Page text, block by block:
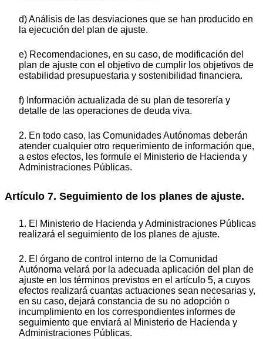
d) Análisis de las desviaciones que se han producido en
la ejecución del plan de ajuste.
e) Recomendaciones, en su caso, de modificación del
plan de ajuste con el objetivo de cumplir los objetivos de
estabilidad presupuestaria y sostenibilidad financiera.
f) Información actualizada de su plan de tesorería y
detalle de las operaciones de deuda viva.
2. En todo caso, las Comunidades Autónomas deberán
atender cualquier otro requerimiento de información que,
a estos efectos, les formule el Ministerio de Hacienda y
Administraciones Públicas.
Artículo 7. Seguimiento de los planes de ajuste.
1. El Ministerio de Hacienda y Administraciones Públicas
realizará el seguimiento de los planes de ajuste.
2. El órgano de control interno de la Comunidad
Autónoma velará por la adecuada aplicación del plan de
ajuste en los términos previstos en el artículo 5, a cuyos
efectos realizará cuantas actuaciones sean necesarias y,
en su caso, dejará constancia de su no adopción o
incumplimiento en los correspondientes informes de
seguimiento que enviará al Ministerio de Hacienda y
Administraciones Públicas.